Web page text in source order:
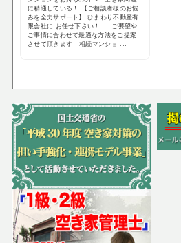
に精通している！ 【ご相談者様のお悩
みを全力サポート】 ひまわり不動産有
限会社に お任せ下さい！ ご要望や
ご事情に合わせて最適な方法をご提案
させて頂きます 相続マンショ ...